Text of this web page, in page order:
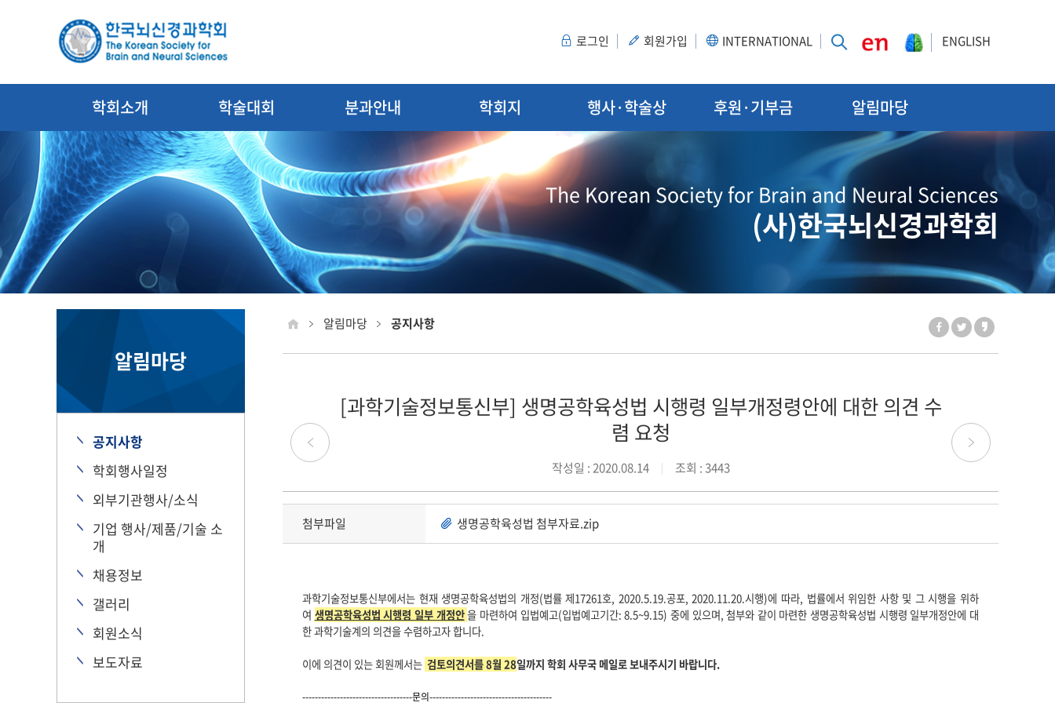
로그인 회원가입 INTERNATIONAL ENGLISH
학회소개 학술대회 분과안내 학회지 행사·학술상 후원·기부금 알림마당
The Korean Society for Brain and Neural Sciences
(사)한국뇌신경과학회
알림마당
공지사항
학회행사일정
외부기관행사/소식
기업 행사/제품/기술 소
개
채용정보
갤러리
회원소식
보도자료
알림마당 공지사항
[과학기술정보통신부] 생명공학육성법 시행령 일부개정령안에 대한 의견 수
렴 요청
작성일 : 2020.08.14 조회 : 3443
첨부파일 생명공학육성법 첨부자료.zip
과학기술정보통신부에서는 현재 생명공학육성법의 개정(법률 제17261호, 2020.5.19.공포, 2020.11.20.시행)에 따라, 법률에서 위임한 사항 및 그 시행을 위하
여 생명공학육성법 시행령 일부 개정안을 마련하여 입법예고(입법예고기간: 8.5~9.15) 중에 있으며, 첨부와 같이 마련한 생명공학육성법 시행령 일부개정안에 대
한 과학기술계의 의견을 수렴하고자 합니다.
이에 의견이 있는회원께서는 검토의견서를8월 28일까지 학회 사무국 메일로 보내주시기 바랍니다.
-----------------------------------문의---------------------------------------